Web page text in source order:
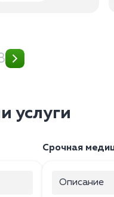
услуги
Срочная
Описание